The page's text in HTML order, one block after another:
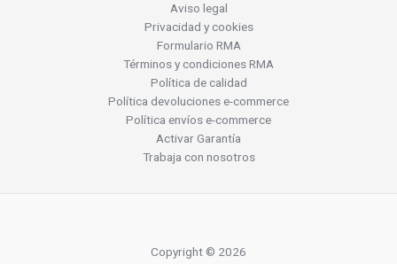
Aviso legal
Privacidad y cookies
Formulario RMA
Términos y condiciones RMA
Política de calidad
Política devoluciones e-commerce
Política envíos e-commerce
Activar Garantía
Trabaja con nosotros
Copyright © 2026